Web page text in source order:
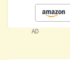
AD